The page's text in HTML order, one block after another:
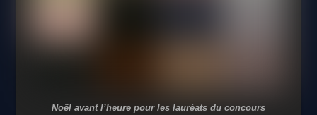
Noël avant l’heure pour les lauréats du concours